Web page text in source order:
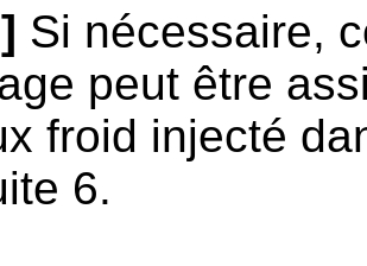
Si nécessaire,
peut être
froid injecté
6.